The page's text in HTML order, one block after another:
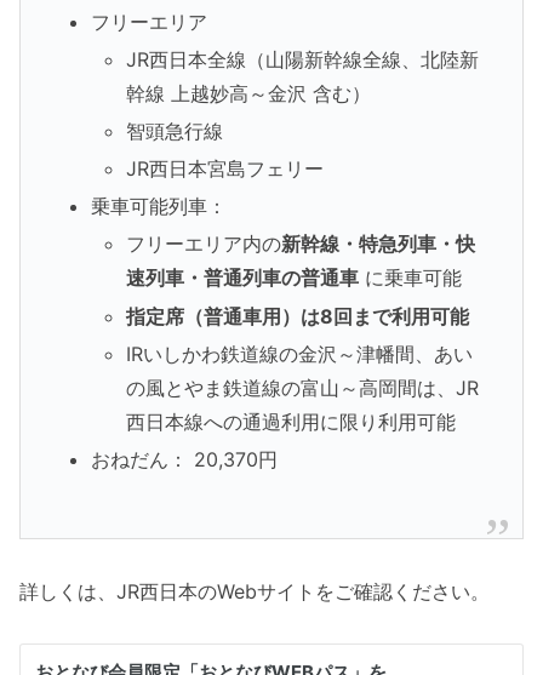
フリーエリア
JR西日本全線（山陽新幹線全線、北陸新
幹線 上越妙高～金沢 含む）
智頭急行線
JR西日本宮島フェリー
乗車可能列車：
フリーエリア内の新幹線・特急列車・快
速列車・普通列車の普通車 に乗車可能
指定席（普通車用）は8回まで利用可能
IRいしかわ鉄道線の金沢～津幡間、あい
の風とやま鉄道線の富山～高岡間は、JR
西日本線への通過利用に限り利用可能
おねだん： 20,370円
詳しくは、JR西日本のWebサイトをご確認ください。